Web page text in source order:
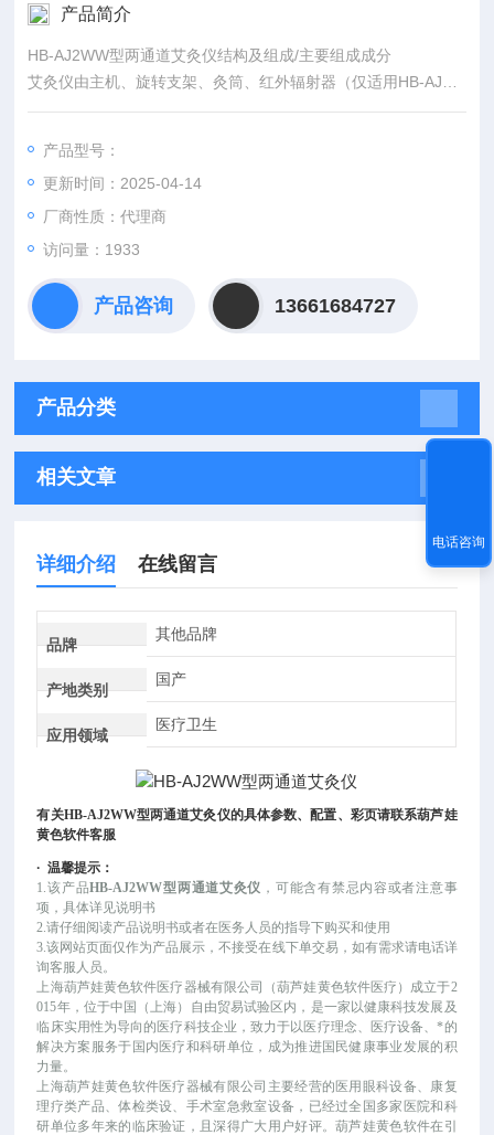
产品简介
HB-AJ2WW型两通道艾灸仪结构及组成/主要组成成分
艾灸仪由主机、旋转支架、灸筒、红外辐射器（仅适用HB-AJ3W
YW、HB-AJ3WYG）组成。
产品型号：
更新时间：2025-04-14
厂商性质：代理商
访问量：1933
产品咨询 13661684727
产品分类
相关文章
详细介绍 在线留言
品牌
其他品牌
产地类别
国产
应用领域
医疗卫生
有关HB-AJ2WW型两通道艾灸仪的具体参数、配置、彩页请联系葫芦娃
黄色软件客服
·温馨提示：
1.该产品HB-AJ2WW型两通道艾灸仪 ，可能含有禁忌内容或者注意事
项，具体详见说明书
2.请仔细阅读产品说明书或者在医务人员的指导下购买和使用
3.该网站页面仅作为产品展示，不接受在线下单交易，如有需求请电话详
询客服人员。
上海葫芦娃黄色软件医疗器械有限公司（葫芦娃黄色软件医疗）成立于2
015年，位于中国（上海）自由贸易试验区内，是一家以健康科技发展及
临床实用性为导向的医疗科技企业，致力于以医疗理念、医疗设备、*的
解决方案服务于国内医疗和科研单位，成为推进国民健康事业发展的积
力量。
上海葫芦娃黄色软件医疗器械有限公司主要经营的医用眼科设备、康复
理疗类产品、体检类设、手术室急救室设备，已经过全国多家医院和科
研单位多年来的临床验证，且深得广大用户好评。葫芦娃黄色软件在引
电话咨询